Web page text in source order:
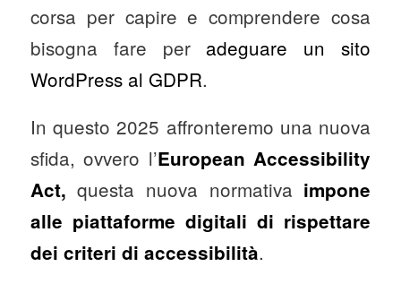
corsa per capire e comprendere cosa
bisogna fare per adeguare un sito
WordPress al GDPR.
In questo 2025 affronteremo una nuova
sfida, ovvero l’European Accessibility
Act, questa nuova normativa impone
alle piattaforme digitali di rispettare
dei criteri di accessibilità.